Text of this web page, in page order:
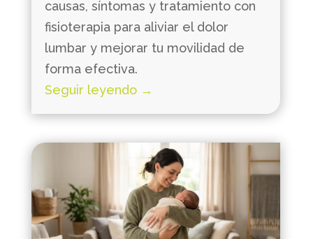
causas, síntomas y tratamiento con
fisioterapia para aliviar el dolor
lumbar y mejorar tu movilidad de
forma efectiva.
Seguir leyendo →